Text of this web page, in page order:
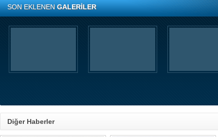
SON EKLENENGALERİLER
Diğer Haberler